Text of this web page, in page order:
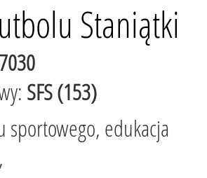
Staniątki
SFS (153)
sportowego, edukacja